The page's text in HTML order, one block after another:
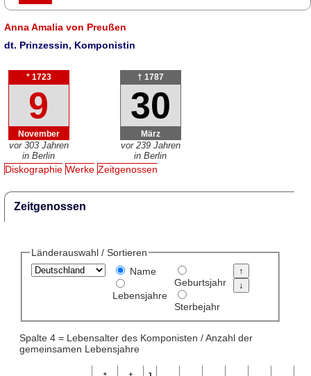
Anna Amalia von Preußen
dt. Prinzessin, Komponistin
* 1723
9
November
vor 303 Jahren
in Berlin
† 1787
30
März
vor 239 Jahren
in Berlin
Diskographie Werke Zeitgenossen
Zeitgenossen
Länderauswahl / Sortieren
Name
Lebensjahre
Geburtsjahr
Sterbejahr
Spalte 4 = Lebensalter des Komponisten / Anzahl der
gemeinsamen Lebensjahre